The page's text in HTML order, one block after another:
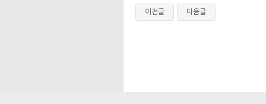
이전글 다음글